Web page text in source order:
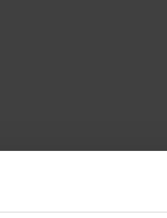
Hörmann